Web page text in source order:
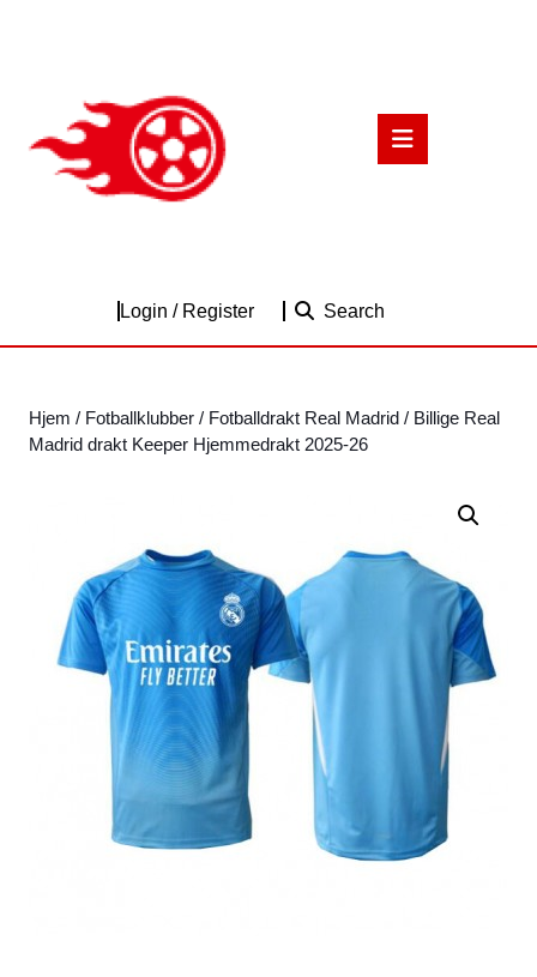
Login / RegisterLogin
Search
Hjem / Fotballklubber / Fotballdrakt Real Madrid / Billige Real
Madrid drakt Keeper Hjemmedrakt 2025-26